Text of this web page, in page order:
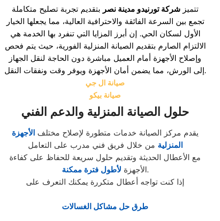
تتميز شركة تورنيدو مدينة نصر بتقديم تجربة تصليح متكاملة
تجمع بين السرعة الفائقة والاحترافية العالية، مما يجعلها الخيار
الأول لسكان الحي. إن أبرز المزايا التي تنفرد بها الخدمة هي
الالتزام الصارم بتقديم الصيانة المنزلية الفورية، حيث يتم فحص
وإصلاح الأجهزة أمام العميل مباشرة دون الحاجة لنقل الجهاز
إلى الورش، مما يضمن أمان الأجهزة ويوفر وقت ونفقات النقل.
صيانة ال جي
صيانة بيكو
حلول الصيانة المنزلية والدعم الفني
يقدم مركز الصيانة خدمات متطورة لإصلاح مختلف الأجهزة
المنزلية من خلال فريق فني مدرب على التعامل
مع الأعطال الحديثة وتقديم حلول سريعة للحفاظ على كفاءة
الأجهزةلأطول فترة ممكنة
.
إذا كنت تواجه أعطال متكررة يمكنك التعرف على
طرق حل مشاكل الغسالات